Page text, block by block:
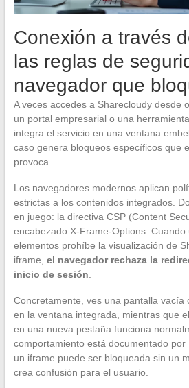
Conexión a través
las reglas de
navegador que
A veces accedes a Sharecloudy desde
un portal empresarial o una
integra el servicio en una ventana
caso genera bloqueos específicos que
provoca.
Los navegadores modernos aplican
estrictas a los contenidos integrados.
en juego: la directiva CSP (Content
encabezado X-Frame-Options. Cuando
elementos prohíbe la visualización de
iframe, el navegador rechaza la
inicio de sesión
Concretamente, ves una pantalla vacía
en la ventana integrada, mientras que
en una nueva pestaña funciona
comportamiento está documentado por
un iframe puede ser bloqueada sin un
crea confusión para el usuario.